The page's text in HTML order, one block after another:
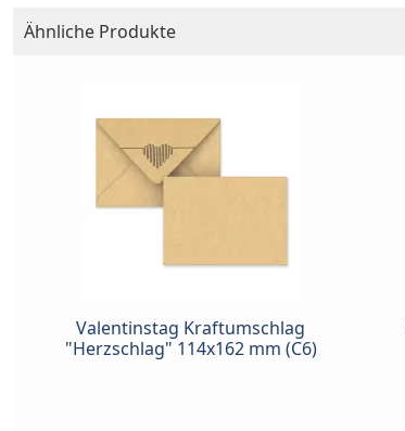
Ähnliche Produkte
Valentinstag Kraftumschlag
"Herzschlag" 114x162 mm (C6)